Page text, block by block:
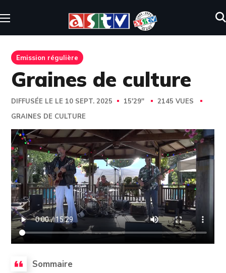
Emission régulière
Graines de culture
DIFFUSÉE LE LE 10 SEPT. 2025 15'29''
2145 VUES
GRAINES DE CULTURE
Sommaire